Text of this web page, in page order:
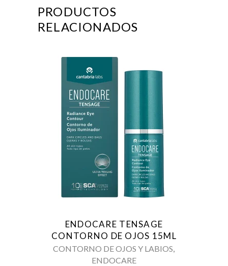
PRODUCTOS
RELACIONADOS
ENDOCARE TENSAGE
CONTORNO DE OJOS 15ML
CONTORNO DE OJOS Y LABIOS,
ENDOCARE